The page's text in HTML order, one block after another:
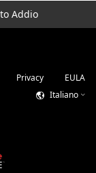
Addio
Privacy
EULA
Italiano